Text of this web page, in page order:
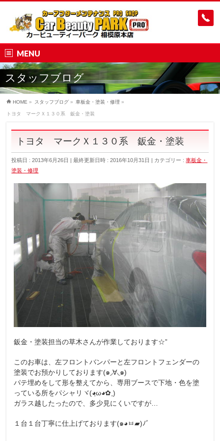
MENU
スタッフブログ
HOME » スタッフブログ » 車板金・塗装・修理 »
トヨタ マークＸ１３０系 鈑金・塗装
トヨタ マークＸ１３０系 鈑金・塗装
投稿日 : 2013年6月26日 最終更新日時 : 2016年10月31日 カテゴリー :車板金・
塗装・修理
鈑金・塗装担当の草木さんが作業しております☆”
このお車は、左フロントバンパーと左フロントフェンダーの
塗装でお預かりしております(๑◞∀◟๑)
パテ埋めをして形を整えてから、専用ブースで下地・色を塗
っている所をパシャリヾ(◕ฺω◕✿ ฺ)
ガラス越したったので、多少見にくいですが…
１台１台丁寧に仕上げております(๑◕ㅂ▰)ﾉﾞ